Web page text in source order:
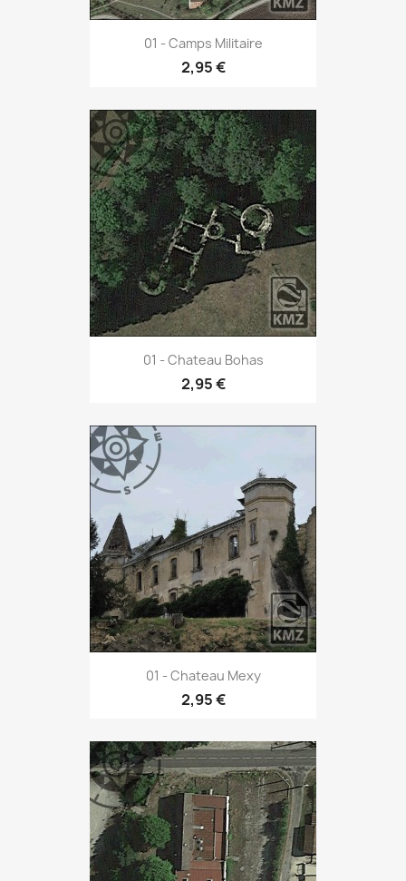
01 - Camps Militaire
2,95 €
01 - Chateau Bohas
2,95 €
01 - Chateau Mexy
2,95 €